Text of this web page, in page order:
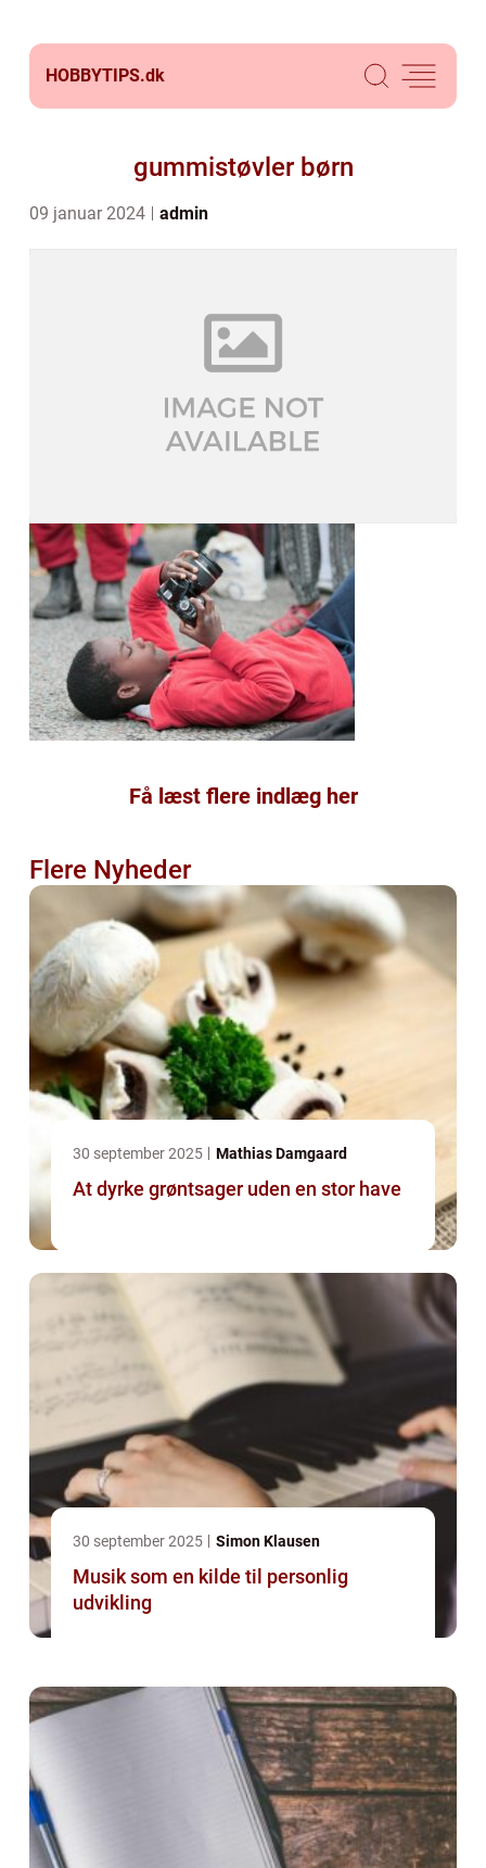
HOBBYTIPS.dk
gummistøvler børn
09 januar 2024 admin
Få læst flere indlæg her
Flere Nyheder
30 september 2025 Mathias Damgaard
At dyrke grøntsager uden en stor have
30 september 2025 Simon Klausen
Musik som en kilde til personlig
udvikling